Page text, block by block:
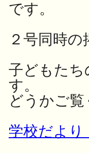
です。
２号同時
子どもたち
す。
どうかご覧
学校だよ